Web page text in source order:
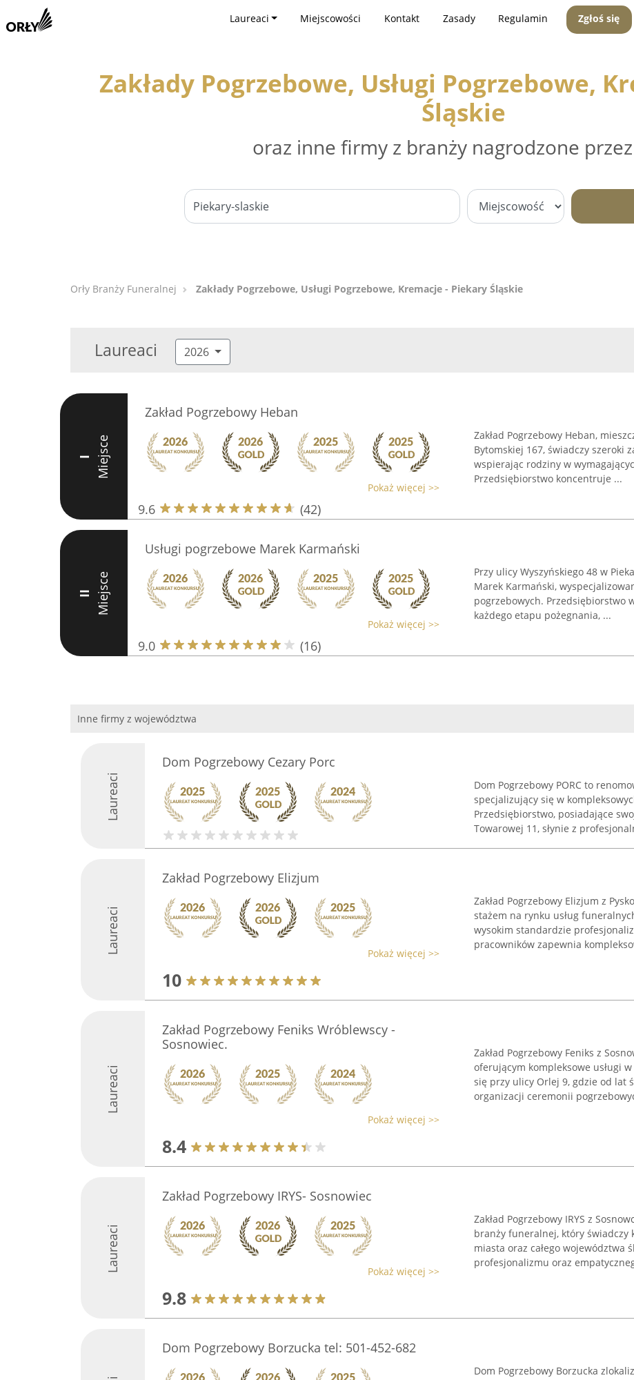
Laureaci Miejscowości Kontakt Zasady Regulamin Zgłoś się
Zakłady Pogrzebowe, Usługi Pogrzebowe,
Śląskie
oraz inne firmy z branży nagrodzone przez
Orły Branży Funeralnej Zakłady Pogrzebowe, Usługi Pogrzebowe, Kremacje - Piekary Śląskie
Laureaci 2026
I Miejsce
Zakład Pogrzebowy Heban
Pokaż więcej >>
9.6 (42)
Zakład Pogrzebowy Heban,
Bytomskiej 167, świadczy szeroki
wspierając rodziny w
Przedsiębiorstwo koncentruje ...
II Miejsce
Usługi pogrzebowe Marek Karmański
Pokaż więcej >>
9.0 (16)
Przy ulicy Wyszyńskiego 48 w
Marek Karmański,
pogrzebowych. Przedsiębiorstwo
każdego etapu pożegnania, ...
Inne firmy z województwa
Laureaci
Dom Pogrzebowy Cezary Porc
Dom Pogrzebowy PORC to
specjalizujący się w
Przedsiębiorstwo, posiadające
Towarowej 11, słynie z
Laureaci
Zakład Pogrzebowy Elizjum
Pokaż więcej >>
10
Zakład Pogrzebowy Elizjum z
stażem na rynku usług
wysokim standardzie
pracowników zapewnia
Laureaci
Zakład Pogrzebowy Feniks Wróblewscy -
Sosnowiec.
Pokaż więcej >>
8.4
Zakład Pogrzebowy Feniks z
oferującym kompleksowe usługi
się przy ulicy Orlej 9, gdzie od lat
organizacji ceremonii
Laureaci
Zakład Pogrzebowy IRYS- Sosnowiec
Pokaż więcej >>
9.8
Zakład Pogrzebowy IRYS z
branży funeralnej, który świadczy
miasta oraz całego województwa
profesjonalizmu oraz
Dom Pogrzebowy Borzucka tel: 501-452-682
Dom Pogrzebowy Borzucka